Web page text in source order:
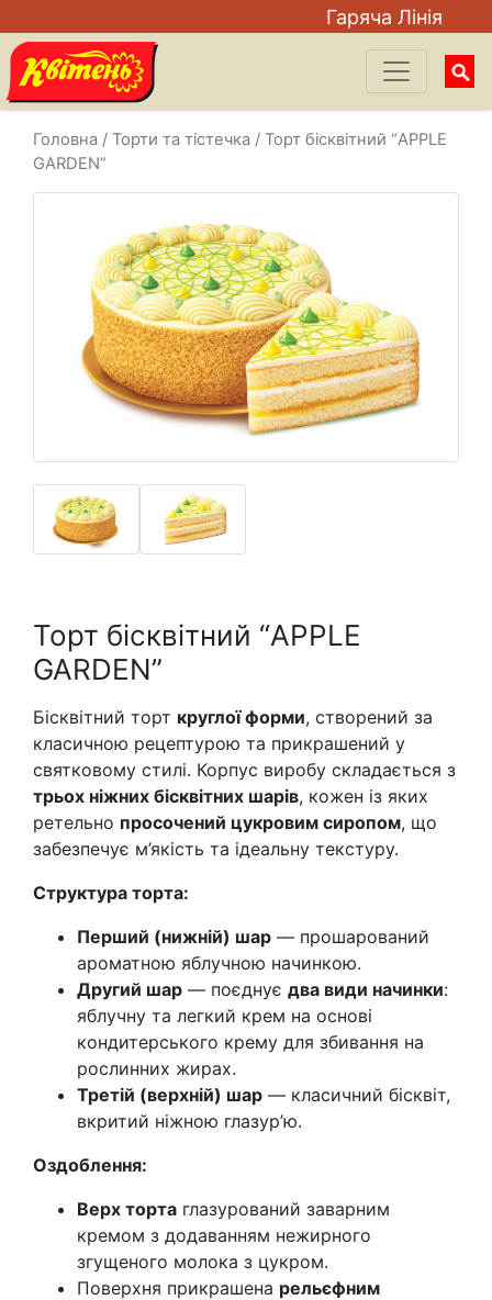
Гаряча Лiнiя
for:
Головна / Торти та тістечка / Торт бісквітний “APPLE
GARDEN”
Торт бісквітний “APPLE
GARDEN”
Бісквітний торт круглої форми, створений за
класичною рецептурою та прикрашений у
святковому стилі. Корпус виробу складається з
трьох ніжних бісквітних шарів, кожен із яких
ретельно просочений цукровим сиропом, що
забезпечує м’якість та ідеальну текстуру.
Структура торта:
Перший (нижній) шар — прошарований
ароматною яблучною начинкою.
Другий шар — поєднує два види начинки:
яблучну та легкий крем на основі
кондитерського крему для збивання на
рослинних жирах.
Третій (верхній) шар — класичний бісквіт,
вкритий ніжною глазур’ю.
Оздоблення:
Верх торта глазурований заварним
кремом з додаванням нежирного
згущеного молока з цукром.
Поверхня прикрашена рельєфним